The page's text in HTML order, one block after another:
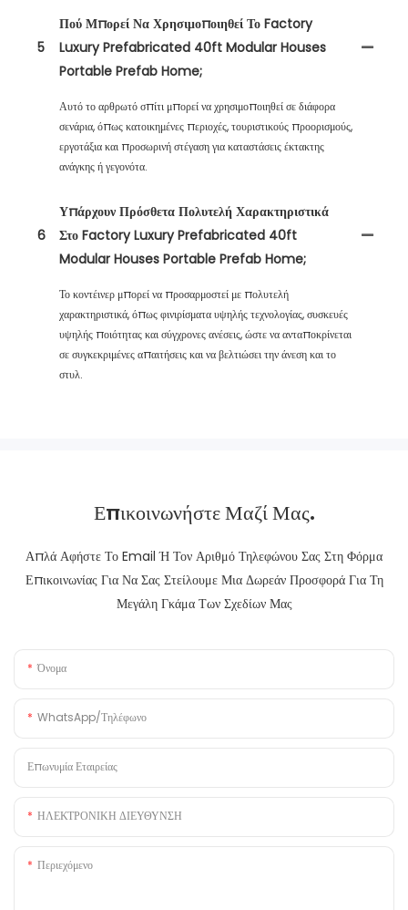
5
Πού Μπορεί Να Χρησιμοποιηθεί Το Factory
Luxury Prefabricated 40ft Modular Houses
Portable Prefab Home;
Αυτό το αρθρωτό σπίτι μπορεί να χρησιμοποιηθεί σε διάφορα
σενάρια, όπως κατοικημένες περιοχές, τουριστικούς προορισμούς,
εργοτάξια και προσωρινή στέγαση για καταστάσεις έκτακτης
ανάγκης ή γεγονότα.
6
Υπάρχουν Πρόσθετα Πολυτελή Χαρακτηριστικά
Στο Factory Luxury Prefabricated 40ft
Modular Houses Portable Prefab Home;
Το κοντέινερ μπορεί να προσαρμοστεί με πολυτελή
χαρακτηριστικά, όπως φινιρίσματα υψηλής τεχνολογίας, συσκευές
υψηλής ποιότητας και σύγχρονες ανέσεις, ώστε να ανταποκρίνεται
σε συγκεκριμένες απαιτήσεις και να βελτιώσει την άνεση και το
στυλ.
Επικοινωνήστε Μαζί Μας.
Απλά Αφήστε Το Email Ή Τον Αριθμό Τηλεφώνου Σας Στη Φόρμα
Επικοινωνίας Για Να Σας Στείλουμε Μια Δωρεάν Προσφορά Για Τη
Μεγάλη Γκάμα Των Σχεδίων Μας
Όνομα
WhatsApp/Τηλέφωνο
Επωνυμία Εταιρείας
ΗΛΕΚΤΡΟΝΙΚΗ ΔΙΕΥΘΥΝΣΗ
Περιεχόμενο